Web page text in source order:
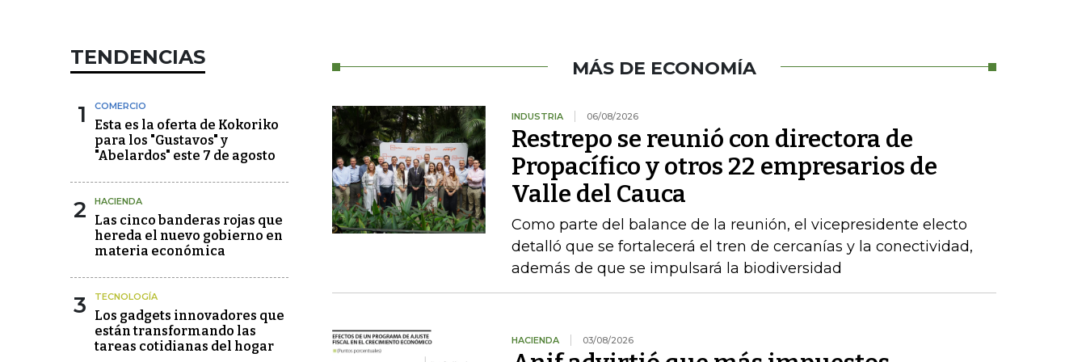
TENDENCIAS
1 COMERCIO
Esta es la oferta de Kokoriko
para los "Gustavos" y
"Abelardos" este 7 de agosto
2 HACIENDA
Las cinco banderas rojas que
hereda el nuevo gobierno en
materia económica
3 TECNOLOGÍA
Los gadgets innovadores que
están transformando las
tareas cotidianas del hogar
MÁS DE ECONOMÍA
INDUSTRIA 06/08/2026
Restrepo se reunió con directora de
Propacífico y otros 22 empresarios de
Valle del Cauca
Como parte del balance de la reunión, el vicepresidente electo
detalló que se fortalecerá el tren de cercanías y la conectividad,
además de que se impulsará la biodiversidad
HACIENDA 03/08/2026